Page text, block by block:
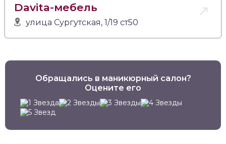
Davita-мебель
улица Сургутская, 1/19 ст50
Обращались в маникюрный салон?
Оцените его